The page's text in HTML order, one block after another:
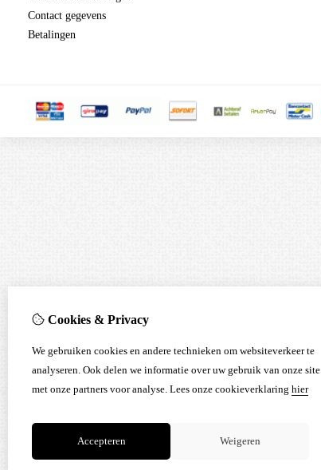
Contact gegevens
Betalingen
Cookies & Privacy
We gebruiken cookies en andere technieken om websiteverkeer te
analyseren. Ook delen we informatie over uw gebruik van onze site
met onze partners voor analyse. Lees onze cookieverklaring hier
Accepteren Weigeren